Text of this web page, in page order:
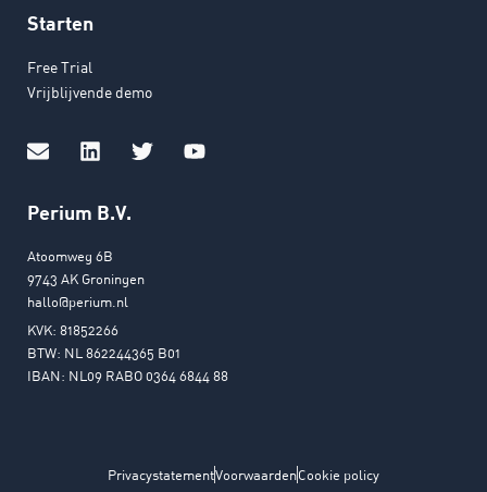
Starten
Free Trial
Vrijblijvende demo
Perium B.V.
Atoomweg 6B
9743 AK Groningen
hallo@perium.nl
KVK: 81852266
BTW: NL 862244365 B01
IBAN: NL09 RABO 0364 6844 88
PrivacystatementVoorwaardenCookie policy